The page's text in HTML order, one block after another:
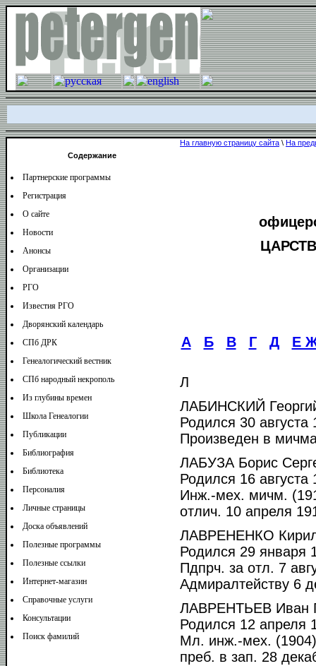
Содержание
Партнерские программы
Регистрация
О сайте
Новости
Анонсы
Организации
РГО
Известия РГО
Дворянский календарь
СПб ДРК
Генеалогический вестник
СПб народный некрополь
Из глубины времен
Школа Генеалогии
Публикации
Библиография
Библиотека
Персоналия
Личные страницы
Доска объявлений
Полезные программы
Полезные ссылки
Интернет-магазин
Справочные услуги
Консультации
Поиск фамилий
На главную страницу сайта \ На
А Б В Г Д Е
Л
ЛАБИНСКИЙ
Родился 30 августа
Произведен в
ЛАБУЗА Борис
Родился 16 августа
Инж.-мех. мичм.
отлич. 10 апреля
ЛАВРЕНЕНКО
Родился 29 января
Пдпрч. за отл. 7
Адмиралтейству 6
ЛАВРЕНТЬЕВ Иван
Родился 12 апреля
Мл. инж.-мех.
преб. в зап. 28